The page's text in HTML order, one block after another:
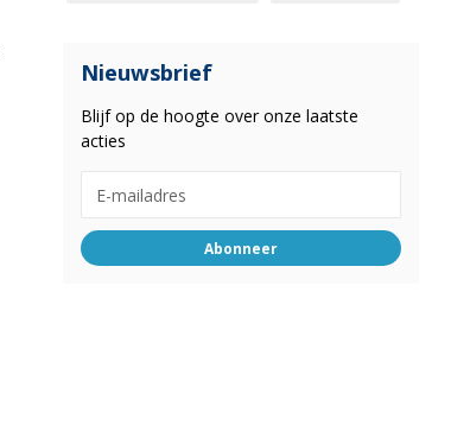
Nieuwsbrief
Blijf op de hoogte over onze laatste
acties
Abonneer